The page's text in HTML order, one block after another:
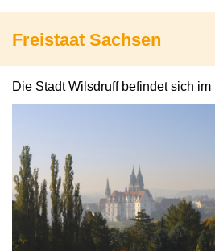
Freistaat Sachsen
Die Stadt Wilsdruff befindet sich im